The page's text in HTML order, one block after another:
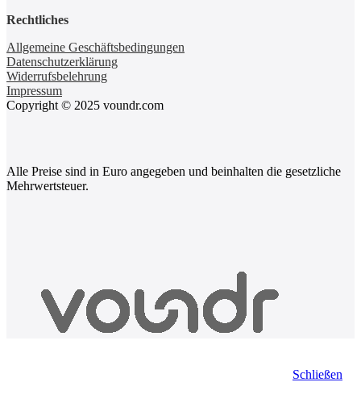
Rechtliches
Allgemeine Geschäftsbedingungen
Datenschutzerklärung
Widerrufsbelehrung
Impressum
Copyright © 2025 voundr.com
Alle Preise sind in Euro angegeben und beinhalten die gesetzliche
Mehrwertsteuer.
Schließen